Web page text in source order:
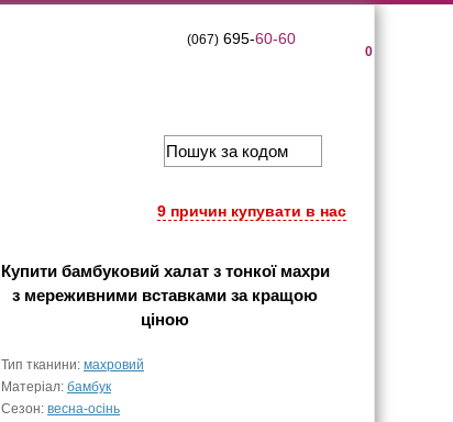
0
(067)695-60-60
9 причин купувати в нас
Купити бамбуковий халат з тонкої махри
з мереживними вставками за кращою
ціною
Тип тканини: махровий
Матеріал: бамбук
Сезон: весна-осінь